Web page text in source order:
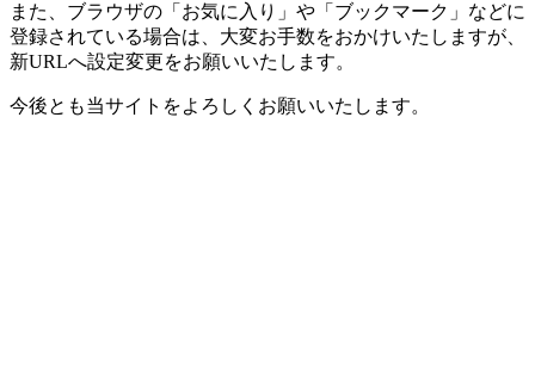
また、ブラウザの「お気に入り」や「ブックマーク」などに
登録されている場合は、大変お手数をおかけいたしますが、
新URLへ設定変更をお願いいたします。
今後とも当サイトをよろしくお願いいたします。